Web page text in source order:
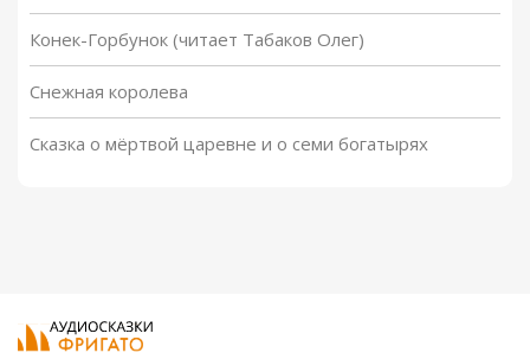
Конек-Горбунок (читает Табаков Олег)
Снежная королева
Сказка о мёртвой царевне и о семи богатырях